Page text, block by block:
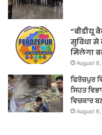
“बीडीयू
सुविधा
मिलेगा
August
ਫਿਰੋਜ਼ਪੁਰ
ਸਿਹਤ
ਵਿਚਕਾਰ
August